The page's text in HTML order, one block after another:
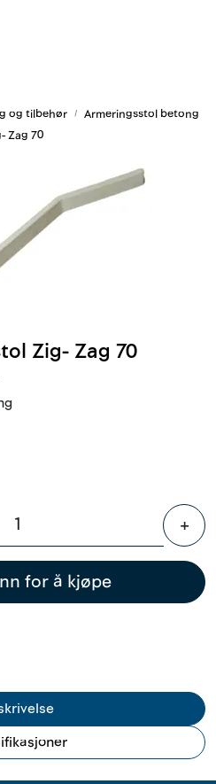
og tilbehør
Armeringsstol betong
Zag 70
Zig- Zag 70
+
for å kjøpe